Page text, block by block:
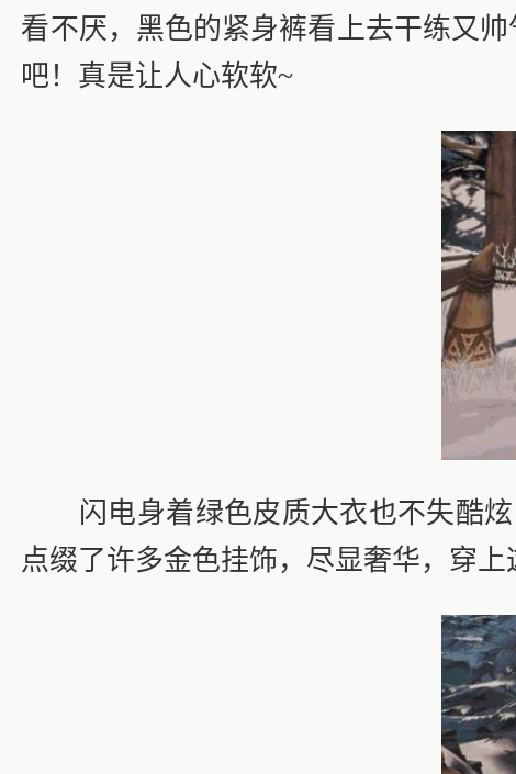
看不厌，黑色的紧身裤看上去干练又
吧！真是让人心软软~
闪电身着绿色皮质大衣也不失酷炫
点缀了许多金色挂饰，尽显奢华，穿